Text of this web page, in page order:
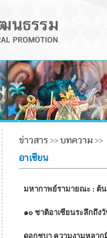
ข่าวสาร >> บทความ >>
อาเซียน
มหากาพย์รามายณะ : ต้
๑๐ ชาติอาเซียนระลึกถึง
ดอกชบา ความงามหลาก